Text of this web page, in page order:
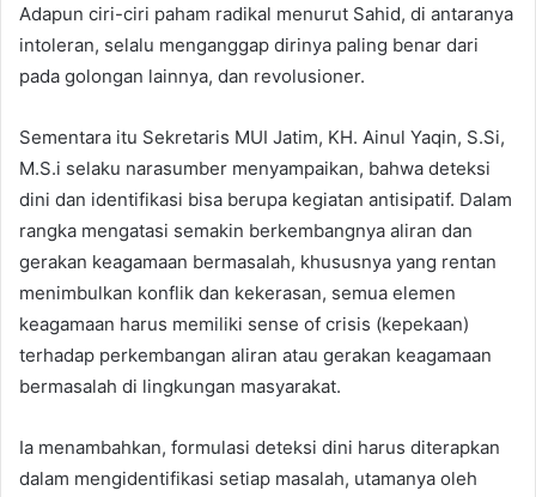
Adapun ciri-ciri paham radikal menurut Sahid, di antaranya
intoleran, selalu menganggap dirinya paling benar dari
pada golongan lainnya, dan revolusioner.
Sementara itu Sekretaris MUI Jatim, KH. Ainul Yaqin, S.Si,
M.S.i selaku narasumber menyampaikan, bahwa deteksi
dini dan identifikasi bisa berupa kegiatan antisipatif. Dalam
rangka mengatasi semakin berkembangnya aliran dan
gerakan keagamaan bermasalah, khususnya yang rentan
menimbulkan konflik dan kekerasan, semua elemen
keagamaan harus memiliki sense of crisis (kepekaan)
terhadap perkembangan aliran atau gerakan keagamaan
bermasalah di lingkungan masyarakat.
Ia menambahkan, formulasi deteksi dini harus diterapkan
dalam mengidentifikasi setiap masalah, utamanya oleh